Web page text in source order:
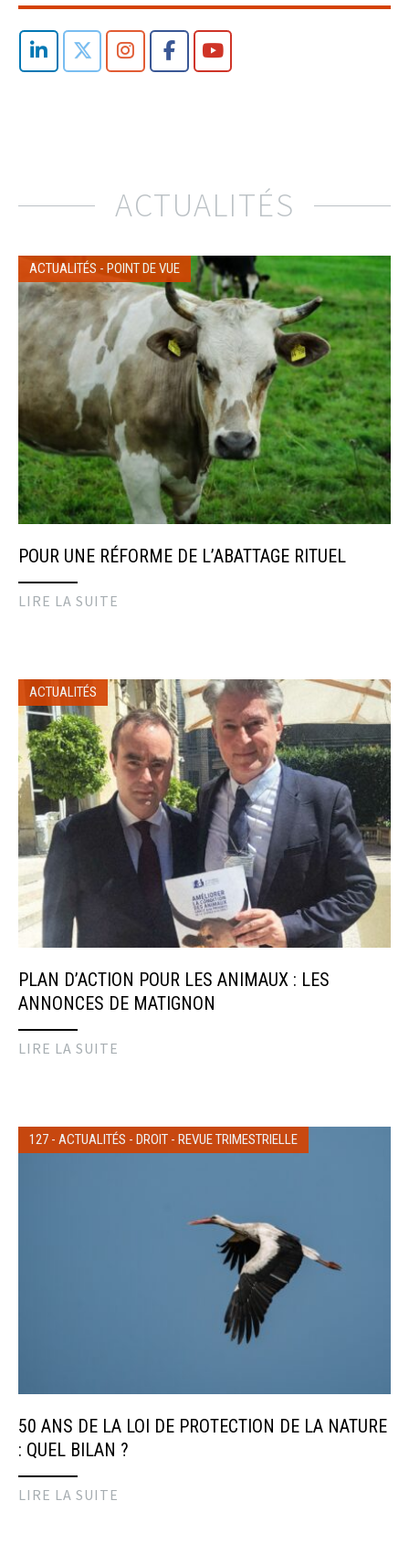
ACTUALITÉS
ACTUALITÉS - POINT DE VUE
POUR UNE RÉFORME DE L’ABATTAGE RITUEL
LIRE LA SUITE
ACTUALITÉS
PLAN D’ACTION POUR LES ANIMAUX : LES
ANNONCES DE MATIGNON
LIRE LA SUITE
127 - ACTUALITÉS - DROIT - REVUE TRIMESTRIELLE
50 ANS DE LA LOI DE PROTECTION DE LA NATURE
: QUEL BILAN ?
LIRE LA SUITE